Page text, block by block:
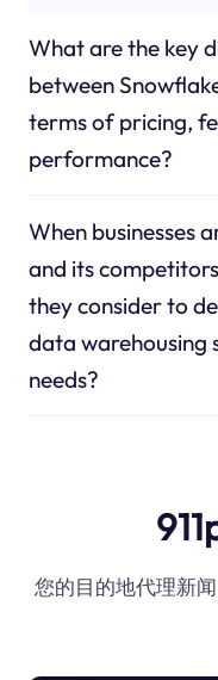
What are the key
between
terms of pricing,
performance?
When businesses
and its
they consider to
data warehousing
needs?
您的目的地代理新